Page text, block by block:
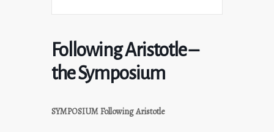
Following Aristotle –
the Symposium
SYMPOSIUMFollowingAristotle